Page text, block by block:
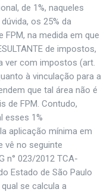
de 1%, naqueles
os 25% da
na medida em que
de impostos,
ver com impostos (art.
à vinculação para a
que tal área não é
de FPM. Contudo,
esses 1%
aplicação mínima em
vê no seguinte
n° 023/2012 TCA-
Estado de São Paulo
se calcula a